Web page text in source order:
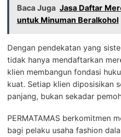
Baca Juga Jasa Daftar
untuk Minuman Beralkohol
Dengan pendekatan yang
tidak hanya mendaftarkan
klien membangun fondasi
kuat. Setiap klien diposisikan
panjang, bukan sekadar
PERMATAMAS berkomitmen
bagi pelaku usaha fashion